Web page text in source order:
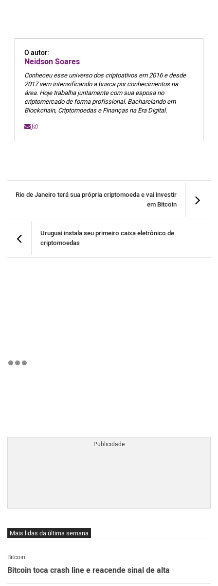
O autor:
Neidson Soares
Conheceu esse universo dos criptoativos em 2016 e desde
2017 vem intensificando a busca por conhecimentos na
área. Hoje trabalha juntamente com sua esposa no
criptomercado de forma profissional. Bacharelando em
Blockchain, Criptomoedas e Finanças na Era Digital.
Rio de Janeiro terá sua própria criptomoeda e vai investir
em Bitcoin
Uruguai instala seu primeiro caixa eletrônico de
criptomoedas
Mais lidas da última semana
Bitcoin
Bitcoin toca crash line e reacende sinal de alta